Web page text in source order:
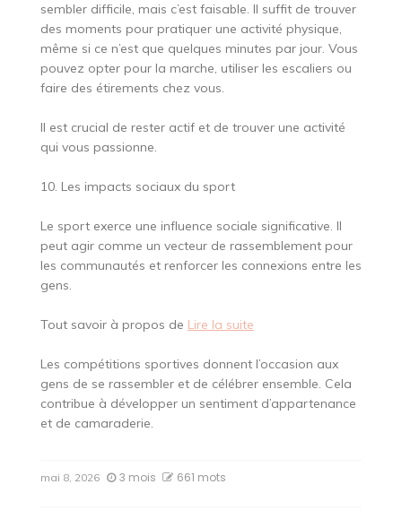
sembler difficile, mais c’est faisable. Il suffit de trouver
des moments pour pratiquer une activité physique,
même si ce n’est que quelques minutes par jour. Vous
pouvez opter pour la marche, utiliser les escaliers ou
faire des étirements chez vous.
Il est crucial de rester actif et de trouver une activité
qui vous passionne.
10. Les impacts sociaux du sport
Le sport exerce une influence sociale significative. Il
peut agir comme un vecteur de rassemblement pour
les communautés et renforcer les connexions entre les
gens.
Tout savoir à propos de Lire la suite
Les compétitions sportives donnent l’occasion aux
gens de se rassembler et de célébrer ensemble. Cela
contribue à développer un sentiment d’appartenance
et de camaraderie.
mai 8, 2026 3 mois 661 mots